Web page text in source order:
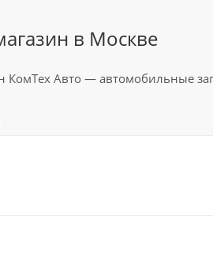
в Москве
КомТех Авто — автомобильные